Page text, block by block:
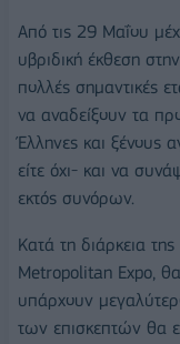
Από τις 29 Μαΐου
υβριδική έκθεση
πολλές σημαντικές
να αναδείξουν τα
Έλληνες και ξένους
είτε όχι- και να
εκτός συνόρων.
Κατά τη διάρκεια
Metropolitan Expo,
υπάρχουν
των επισκεπτών θα